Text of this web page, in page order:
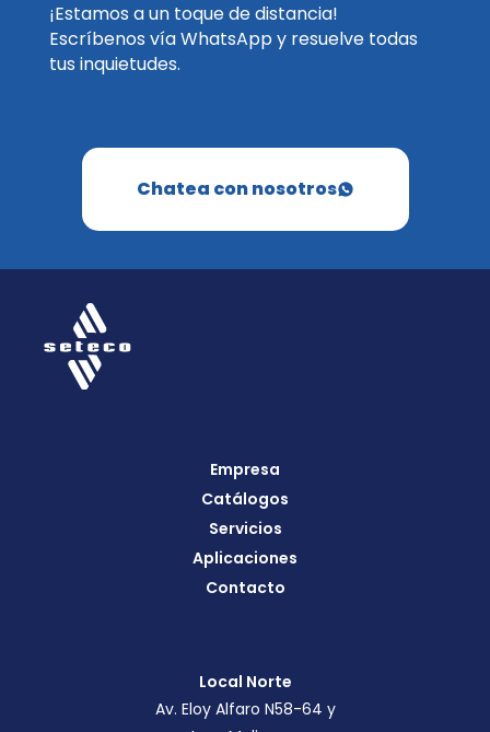
¡Estamos a un toque de distancia!
Escríbenos vía WhatsApp y resuelve todas
tus inquietudes.
Chatea con nosotros
Empresa
Catálogos
Servicios
Aplicaciones
Contacto
Local Norte
Av. Eloy Alfaro N58-64 y